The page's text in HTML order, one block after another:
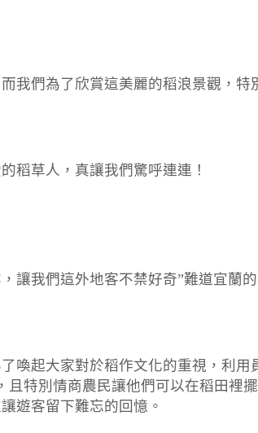
我們為了欣賞這美麗的稻浪景觀，特
稻草人，真讓我們驚呼連連！
讓我們這外地客不禁好奇”難道宜蘭
喚起大家對於稻作文化的重視，利用
且特別情商農民讓他們可以在稻田裡
遊客留下難忘的回憶。